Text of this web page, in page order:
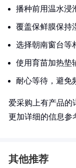
播种前用温水浸
覆盖保鲜膜保持
选择朝南窗台等
使用育苗加热垫
耐心等待，避免
爱采购上有产品的
更加详细的信息参
其他推荐